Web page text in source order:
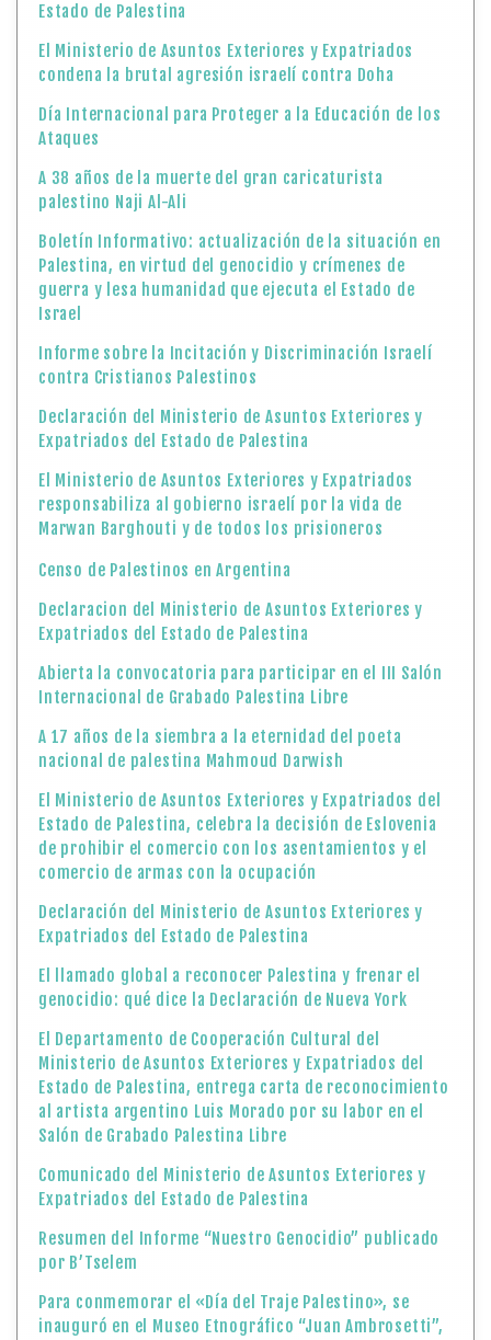
Estado de Palestina
El Ministerio de Asuntos Exteriores y Expatriados
condena la brutal agresión israelí contra Doha
Día Internacional para Proteger a la Educación de los
Ataques
A 38 años de la muerte del gran caricaturista
palestino Naji Al-Ali
Boletín Informativo: actualización de la situación en
Palestina, en virtud del genocidio y crímenes de
guerra y lesa humanidad que ejecuta el Estado de
Israel
Informe sobre la Incitación y Discriminación Israelí
contra Cristianos Palestinos
Declaración del Ministerio de Asuntos Exteriores y
Expatriados del Estado de Palestina
El Ministerio de Asuntos Exteriores y Expatriados
responsabiliza al gobierno israelí por la vida de
Marwan Barghouti y de todos los prisioneros
Censo de Palestinos en Argentina
Declaracion del Ministerio de Asuntos Exteriores y
Expatriados del Estado de Palestina
Abierta la convocatoria para participar en el III Salón
Internacional de Grabado Palestina Libre
A 17 años de la siembra a la eternidad del poeta
nacional de palestina Mahmoud Darwish
El Ministerio de Asuntos Exteriores y Expatriados del
Estado de Palestina, celebra la decisión de Eslovenia
de prohibir el comercio con los asentamientos y el
comercio de armas con la ocupación
Declaración del Ministerio de Asuntos Exteriores y
Expatriados del Estado de Palestina
El llamado global a reconocer Palestina y frenar el
genocidio: qué dice la Declaración de Nueva York
El Departamento de Cooperación Cultural del
Ministerio de Asuntos Exteriores y Expatriados del
Estado de Palestina, entrega carta de reconocimiento
al artista argentino Luis Morado por su labor en el
Salón de Grabado Palestina Libre
Comunicado del Ministerio de Asuntos Exteriores y
Expatriados del Estado de Palestina
Resumen del Informe “Nuestro Genocidio” publicado
por B’Tselem
Para conmemorar el «Día del Traje Palestino», se
inauguró en el Museo Etnográfico “Juan Ambrosetti”,